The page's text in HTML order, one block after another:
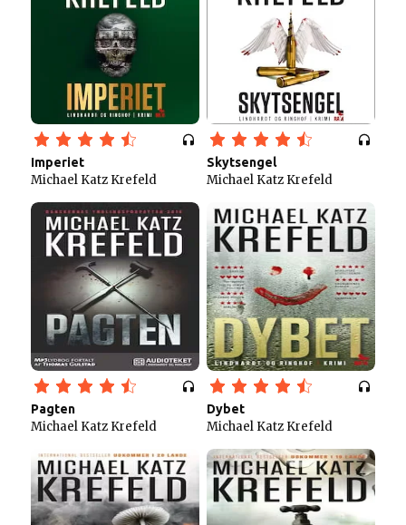
Imperiet
Michael Katz Krefeld
Skytsengel
Michael Katz Krefeld
Pagten
Michael Katz Krefeld
Dybet
Michael Katz Krefeld